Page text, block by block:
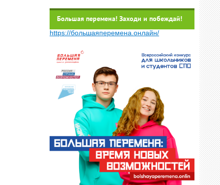
Большая перемена! Заходи и побеждай!
https://большаяперемена.онлайн/